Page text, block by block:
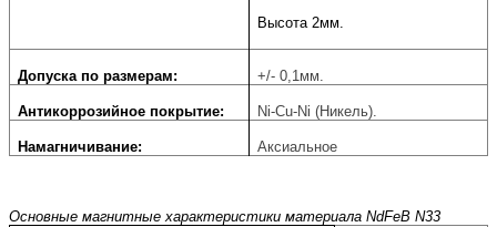
Высота 2мм.
Допуска по размерам: +/- 0,1мм.
Антикоррозийное покрытие: Ni-Cu-Ni (Никель).
Намагничивание: Аксиальное
Основные магнитные характеристики материала NdFeB N33